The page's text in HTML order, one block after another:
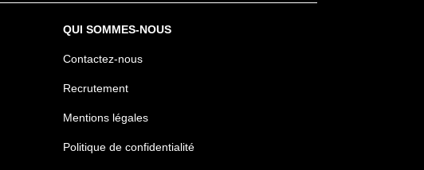
QUI SOMMES-NOUS
Contactez-nous
Recrutement
Mentions légales
Politique de confidentialité